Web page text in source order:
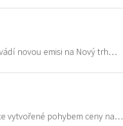
novou emisi na Nový trh…
vytvořené pohybem ceny na…